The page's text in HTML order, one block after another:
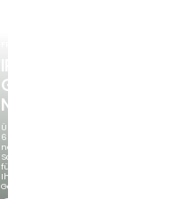
IRIS
GERMANICA
NEUHEITEN
Über
60
neue
Sorten
für
Ihren
Garten!